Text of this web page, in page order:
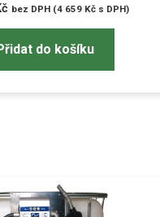
bez DPH (4 659 Kčs DPH)
do košíku